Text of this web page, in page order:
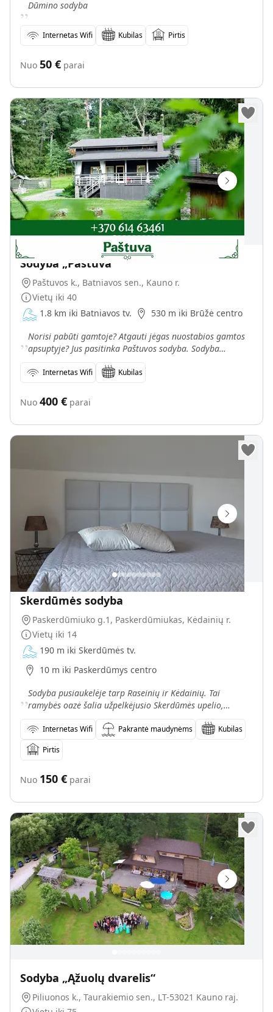
„Dūmino sodyba
Internetas Wifi Kubilas Pirtis
Nuo 50 € parai
Sodyba „Paštuva“
Paštuvos k., Batniavos sen., Kauno r.
Vietų iki 40
1.8 km iki Batniavos tv.
530 m iki Brūžė centro
„Norisi pabūti gamtoje? Atgauti jėgas nuostabios gamtos
apsuptyje? Jus pasitinka Paštuvos sodyba. Sodyba
įsikūrusi vaizdingame kraštovaizdyje kur ramybe alsuoja
Internetas Wifi Kubilas
Nuo 400 € parai
Skerdūmės sodyba
Paskerdūmiuko g.1, Paskerdūmiukas, Kėdainių r.
Vietų iki 14
190 m iki Skerdūmės tv.
10 m iki Paskerdūmys centro
„Sodyba pusiaukelėje tarp Raseinių ir Kėdainių. Tai
ramybės oazė šalia užpelkėjusio Skerdūmės upelio,
kuriame perisi gulbės, braido pilkieji ir baltieji garniai.
Internetas Wifi Pakrantė maudynėms
Kubilas
Pirtis
Nuo 150 € parai
Sodyba „Ąžuolų dvarelis“
Piliuonos k., Taurakiemio sen., LT-53021 Kauno raj.